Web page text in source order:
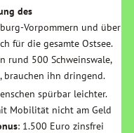
des
Vorpommern und über
für die gesamte Ostsee.
rund 500 Schweinswale,
brauchen ihn dringend.
spürbar leichter.
Mobilität nicht am Geld
: 1.500 Euro zinsfrei